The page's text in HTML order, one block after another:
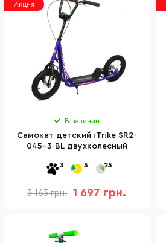
Акция
В наличии
Самокат детский iTrike SR2-
045-3-BL двухколесный
3 5 25
3 163 грн. 1 697 грн.